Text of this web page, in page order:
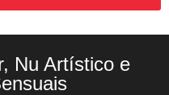
Nu Artístico e